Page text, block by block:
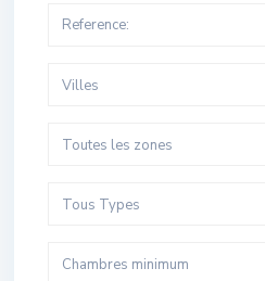
Villes
Toutes les zones
Tous Types
Chambres minimum